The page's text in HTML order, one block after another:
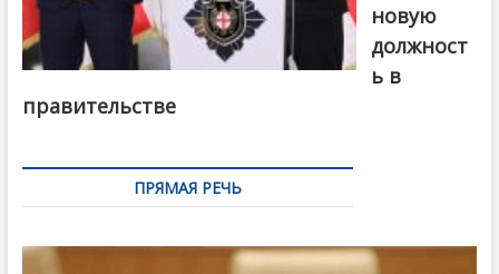
новую
должност
ь в
правительстве
ПРЯМАЯ РЕЧЬ